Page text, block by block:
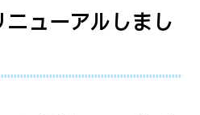
ューアルしまし